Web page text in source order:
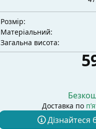
Розмір:
Матеріальний:
Загальна висота:
Доставка по
Дізнайтеся